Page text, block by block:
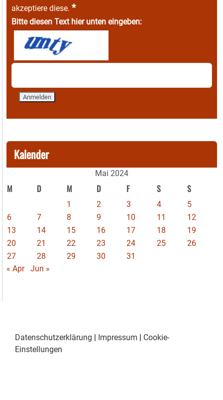
akzeptiere diese. *
Bitte diesen Text hier unten eingeben:
Kalender
Mai 2024
M D M D F S S
1 2 3 4
5
6
7 8 9 10 11
12
13
14 15 16 17 18
19
20
21 22 23 24 25
26
27
28 29 30
31
« Apr
Jun »
Datenschutzerklärung | Impressum | Cookie-
Einstellungen